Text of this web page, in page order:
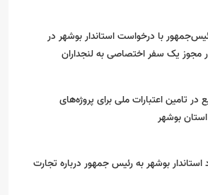
با درخواست استاندار بوشهر در
مجوز یک سفر اختصاصی به لنجداران
در تامین اعتبارات ملی برای پروژه‌های
بوشهر
استاندار بوشهر به رئیس جمهور درباره تجارت